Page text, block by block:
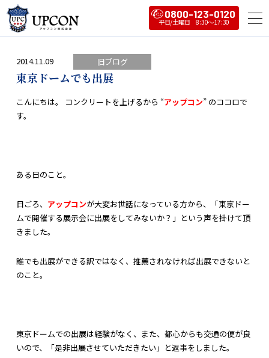
0800-123-0120
2014.11.09 旧ブログ
東京ドームでも出展
こんにちは。 コンクリートを上げるから “アップコン” のココロで
す。
ある日のこと。
日ごろ、 アップコンが大変お世話になっている方から、「東京ドー
ムで開催する展示会に出展をしてみないか？」という声を掛けて頂
きました。
誰でも出展ができる訳ではなく、推薦されなければ出展できないと
のこと。
東京ドームでの出展は経験がなく、また、都心からも交通の便が良
いので、「是非出展させていただきたい」と返事をしました。